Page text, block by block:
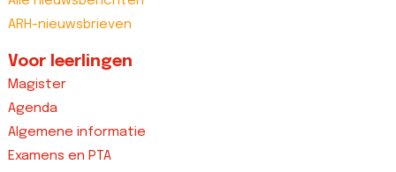
ARH-nieuwsbrieven
Voor leerlingen
Magister
Agenda
Algemene informatie
Examens en PTA